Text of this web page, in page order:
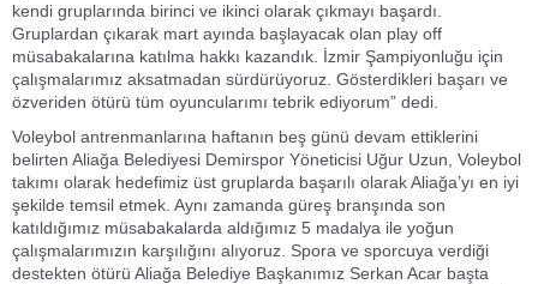
kendi gruplarında birinci ve ikinci olarak çıkmayı başardı.
Gruplardan çıkarak mart ayında başlayacak olan play off
müsabakalarına katılma hakkı kazandık. İzmir Şampiyonluğu için
çalışmalarımız aksatmadan sürdürüyoruz. Gösterdikleri başarı ve
özveriden ötürü tüm oyuncularımı tebrik ediyorum” dedi.
Voleybol antrenmanlarına haftanın beş günü devam ettiklerini
belirten Aliağa Belediyesi Demirspor Yöneticisi Uğur Uzun, Voleybol
takımı olarak hedefimiz üst gruplarda başarılı olarak Aliağa’yı en iyi
şekilde temsil etmek. Aynı zamanda güreş branşında son
katıldığımız müsabakalarda aldığımız 5 madalya ile yoğun
çalışmalarımızın karşılığını alıyoruz. Spora ve sporcuya verdiği
destekten ötürü Aliağa Belediye Başkanımız Serkan Acar başta